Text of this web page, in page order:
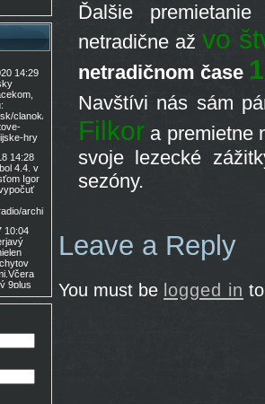
14:29
clanok/celosvetovy-
hry
14:28
4.4. v
Igor
archiv/11436/902144
10:04
9plus
Lajoš
nové
Ďalšie
netradične až vo
netradičnom čase
Navštívi nás sám
Filkor a premietne
svoje lezecké
sezóny.
Leave a Reply
You must be logged in